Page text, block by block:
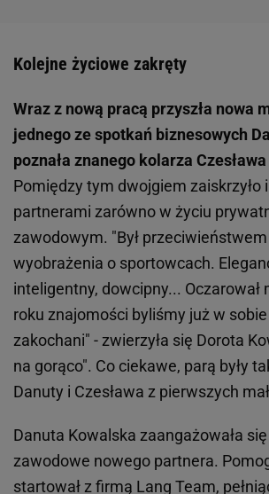
Kolejne życiowe zakręty
Wraz z nową pracą przyszła nowa
jednego ze spotkań biznesowych
poznała znanego kolarza
Pomiędzy tym dwojgiem zaiskrzyło
partnerami zarówno w życiu
zawodowym. "Był
wyobrażenia o sportowcach.
inteligentny, dowcipny... Oczarował
roku znajomości byliśmy już w
zakochani" - zwierzyła się Dorota
na gorąco". Co ciekawe, parą były
Danuty i Czesława z pierwszych
Danuta Kowalska zaangażowała
zawodowe nowego partnera.
startował z firmą Lang Team,